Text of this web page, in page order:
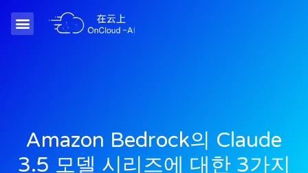
Amazon Bedrock의 Claude
3.5 모델 시리즈에 대한 3가지